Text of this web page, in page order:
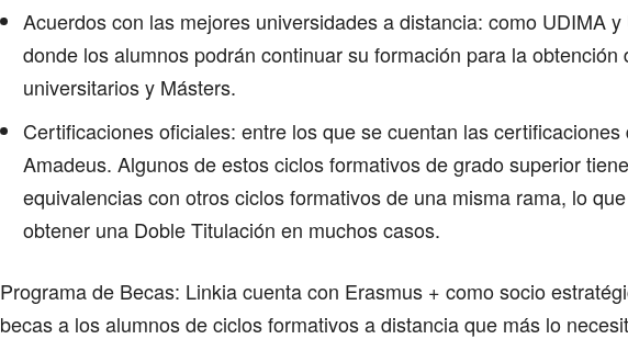
Acuerdos con las mejores universidades a distancia: como UDIMA y
donde los alumnos podrán continuar su formación para la obtención
universitarios y Másters.
Certificaciones oficiales: entre los que se cuentan las certificaciones
Amadeus. Algunos de estos ciclos formativos de grado superior
equivalencias con otros ciclos formativos de una misma rama, lo
obtener una Doble Titulación en muchos casos.
Programa de Becas: Linkia cuenta con Erasmus + como socio
becas a los alumnos de ciclos formativos a distancia que más lo